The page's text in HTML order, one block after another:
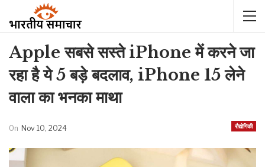
Apple सबसे सस्ते iPhone में करने जा
रहा है ये 5 बड़े बदलाव, iPhone 15 लेने
वाला का भनका माथा
रौद्योगिकी
On Nov 10, 2024